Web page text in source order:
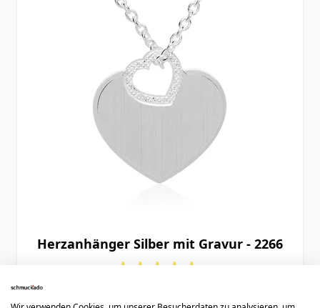
Herzanhänger Silber mit Gravur - 2266
49,90 €